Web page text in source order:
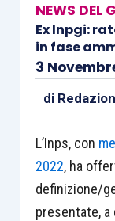
NEWS DEL
Ex Inpgi:
in fase
3
di
L’Inps, con
2022, ha
definizione/
presentate, a